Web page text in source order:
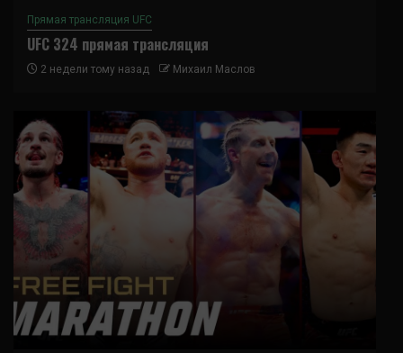
Прямая трансляция UFC
UFC 324 прямая трансляция
2 недели тому назад Михаил Маслов